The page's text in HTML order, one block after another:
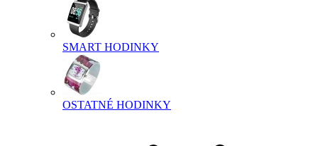
SMART HODINKY
OSTATNÉ HODINKY